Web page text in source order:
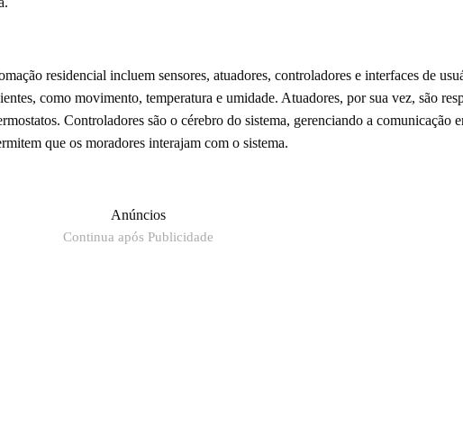
residencial incluem sensores, atuadores, controladores e interfaces de
como movimento, temperatura e umidade. Atuadores, por sua vez, são
Controladores são o cérebro do sistema, gerenciando a comunicação
que os moradores interajam com o sistema.
Anúncios
Continua após Publicidade